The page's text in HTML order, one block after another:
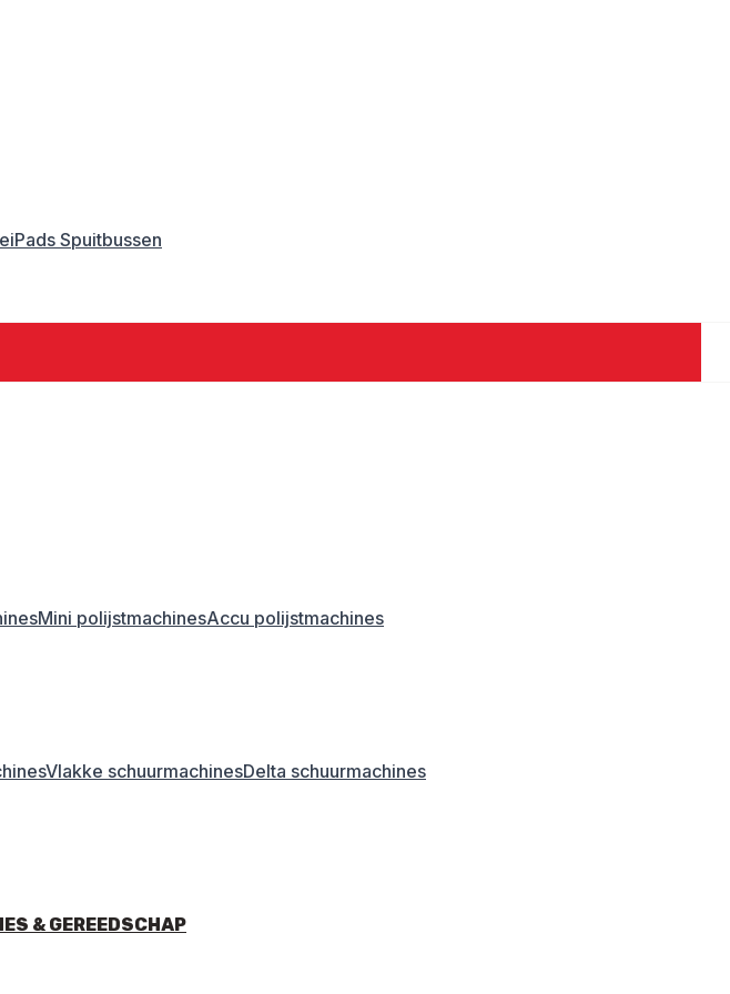
Pads Spuitbussen
Mini polijstmachinesAccu polijstmachines
Vlakke schuurmachinesDelta schuurmachines
& GEREEDSCHAP